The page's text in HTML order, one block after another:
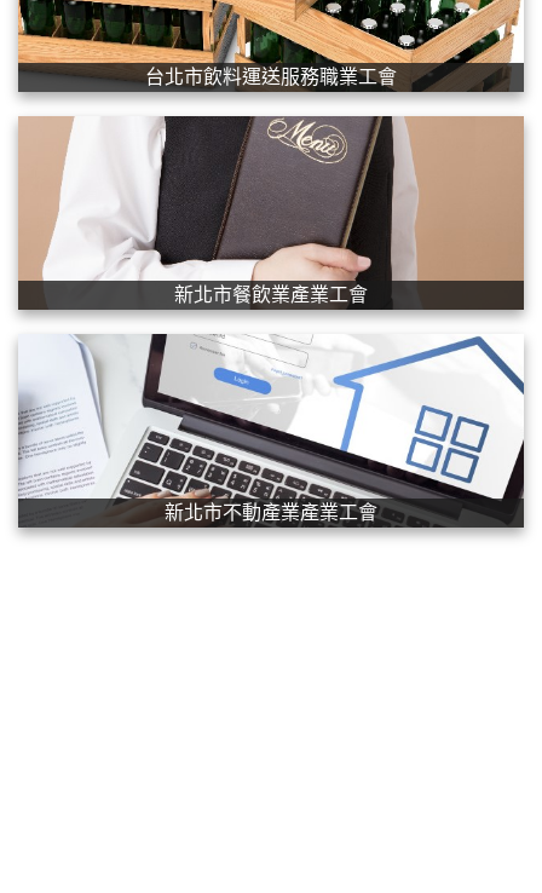
台北市飲料運送服務職業工會
新北市餐飲業產業工會
新北市不動產業產業工會